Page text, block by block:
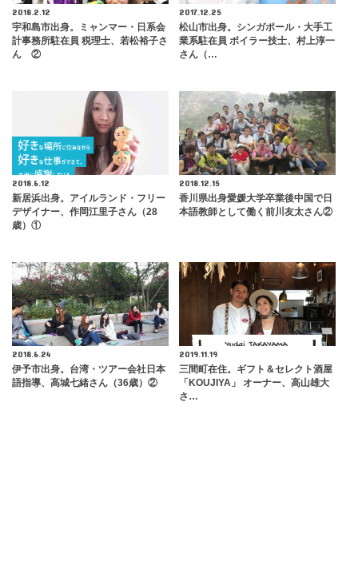
2018.2.12
宇和島市出身。ミャンマー・日系会
計事務所駐在員 税理士、若松裕子さ
ん ②
2017.12.25
松山市出身。シンガポール・大手工
業系駐在員 ボイラー技士、村上淳一
さん（…
2018.6.12
新居浜出身。アイルランド・フリー
デザイナー、作岡江里子さん（28
歳）①
2018.12.15
香川県出身愛媛大学卒業後中国で日
本語教師として働く前川友太さん②
2018.6.24
伊予市出身。台湾・ツアー会社日本
語指導、高城七緒さん（36歳）②
2019.11.19
三間町在住。ギフト＆セレクト酒屋
「KOUJIYA」 オーナー、高山雄大
さ…